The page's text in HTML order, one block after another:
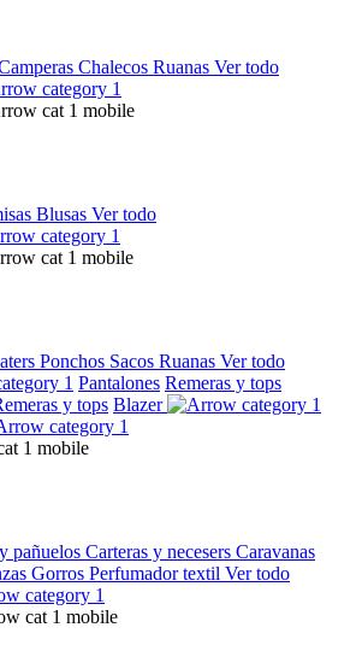
Chalecos Ruanas Ver todo
Blusas Ver todo
Ponchos Sacos Ruanas Ver todo
Pantalones Remeras y tops
y tops Blazer
pañuelos Carteras y necesers Caravanas
Gorros Perfumador textil Ver todo